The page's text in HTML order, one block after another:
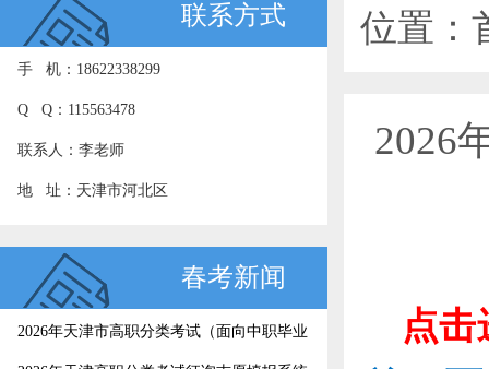
联系方式
手 机：18622338299
Q Q：115563478
联系人：李老师
地 址：天津市河北区
春考新闻
2026年天津市高职分类考试（面向中职毕业
生）征询志愿录取结果今日可查
位置：
2026
点击